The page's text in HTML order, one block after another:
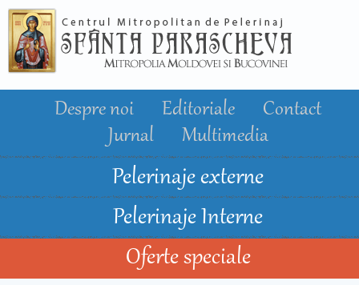
conţinutul
principal
Despre noi Editoriale
Contact
Jurnal
Multimedia
Pelerinaje externe
Pelerinaje Interne
Oferte speciale